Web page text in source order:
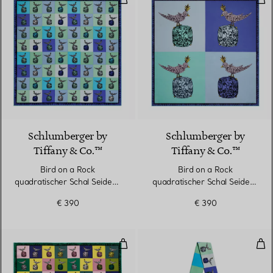
3 Farben
Schlumberger by
Tiffany & Co.™
Bird on a Rock
quadratischer Schal Seide in
€ 390
Schlumberger by
Tiffany & Co.™
Bird on a Rock
quadratischer Schal Seide in
€ 390
Bird on a Rock quadratischer